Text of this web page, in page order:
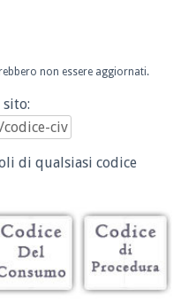
non essere aggiornati.
di qualsiasi codice